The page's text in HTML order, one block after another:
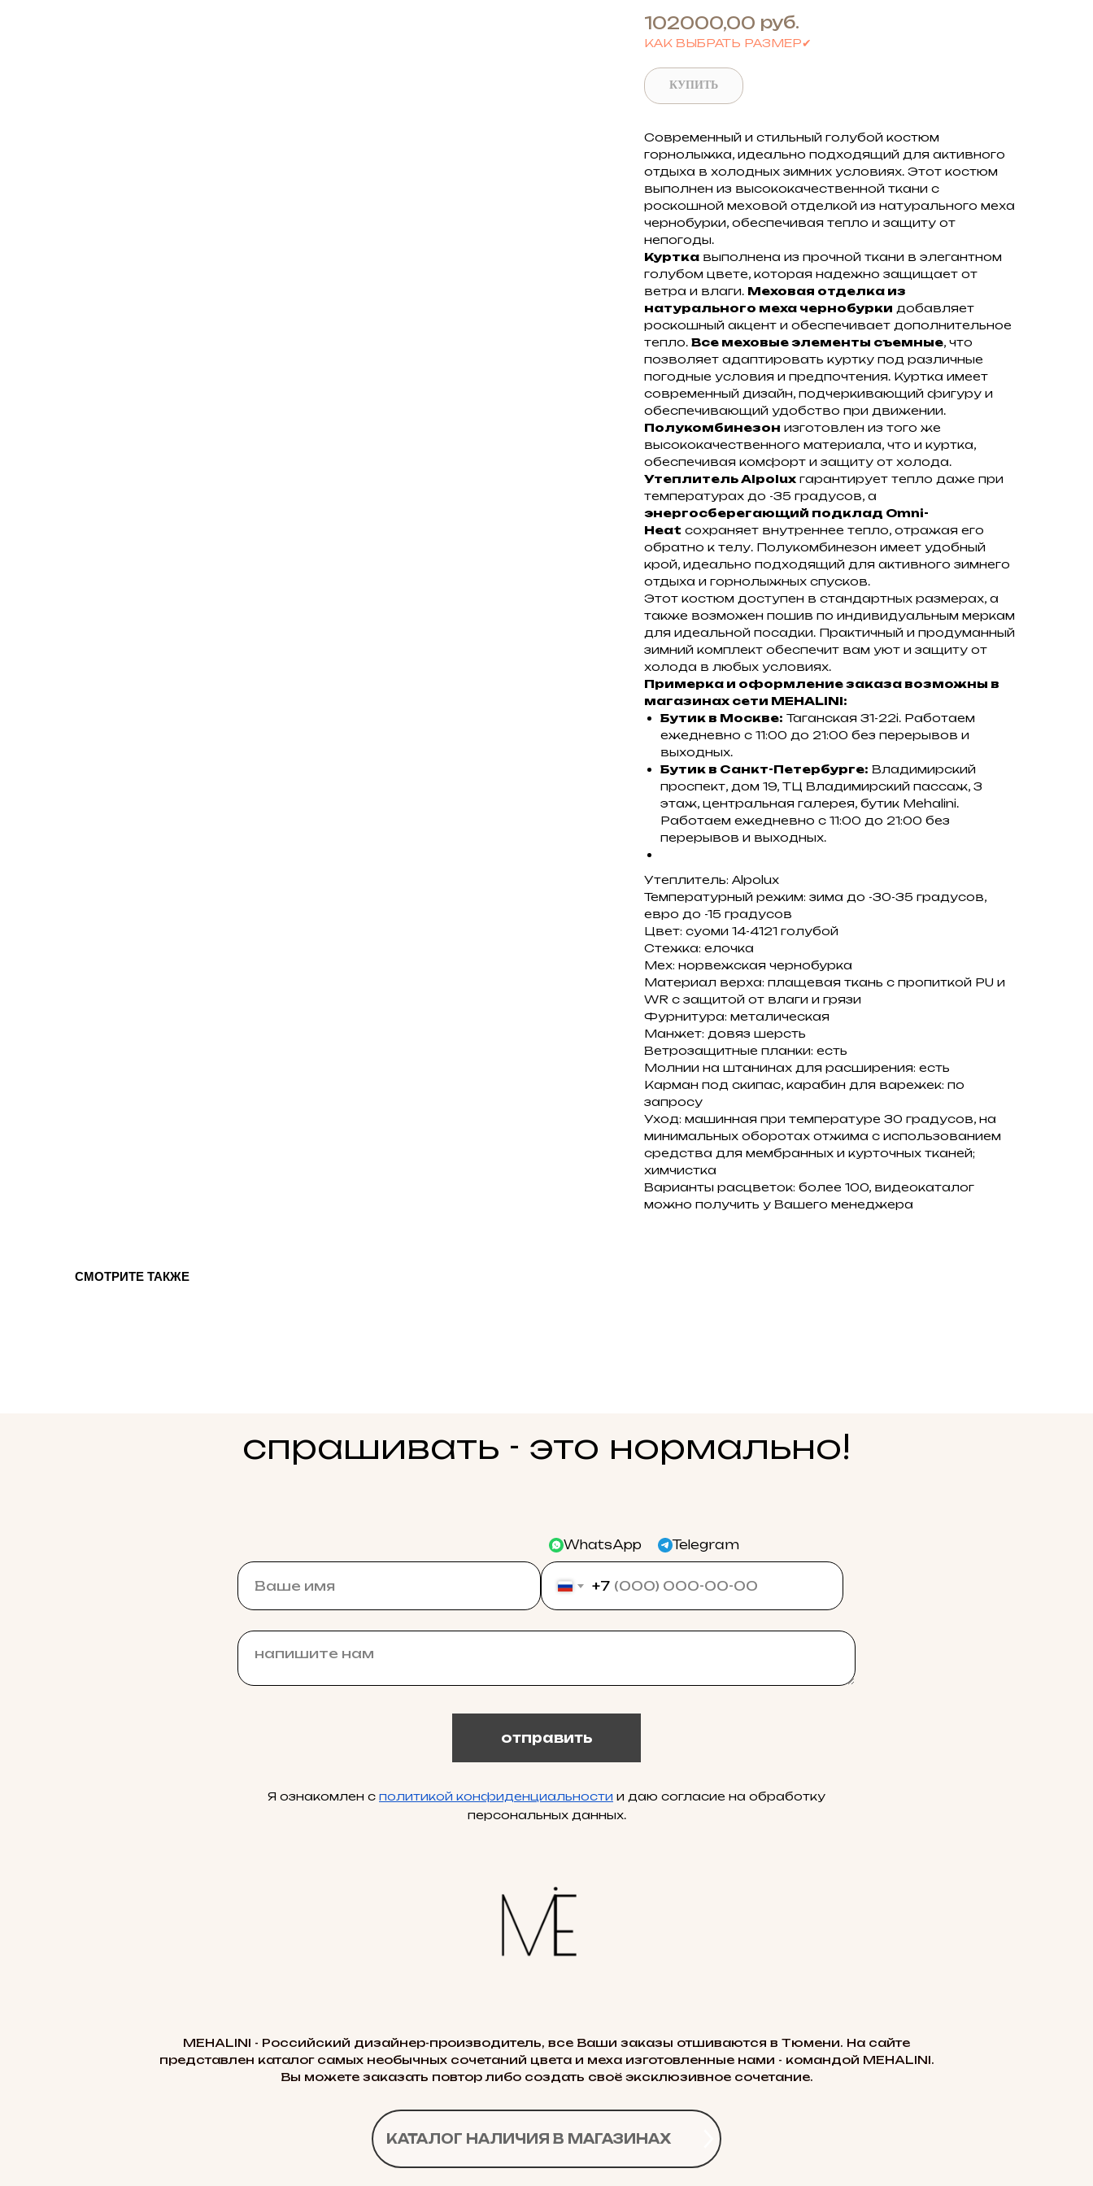
102000,00 руб.
КАК ВЫБРАТЬ РАЗМЕР✔
КУПИТЬ
Современный и стильный голубой костюм
горнолыжка, идеально подходящий для активного
отдыха в холодных зимних условиях. Этот костюм
выполнен из высококачественной ткани с
роскошной меховой отделкой из натурального меха
чернобурки, обеспечивая тепло и защиту от
непогоды.
Куртка выполнена из прочной ткани в элегантном
голубом цвете, которая надежно защищает от
ветра и влаги. Меховая отделка из
натурального меха чернобурки добавляет
роскошный акцент и обеспечивает дополнительное
тепло. Все меховые элементы съемные, что
позволяет адаптировать куртку под различные
погодные условия и предпочтения. Куртка имеет
современный дизайн, подчеркивающий фигуру и
обеспечивающий удобство при движении.
Полукомбинезон изготовлен из того же
высококачественного материала, что и куртка,
обеспечивая комфорт и защиту от холода.
Утеплитель Alpolux гарантирует тепло даже при
температурах до -35 градусов, а
энергосберегающий подклад Omni-
Heat сохраняет внутреннее тепло, отражая его
обратно к телу. Полукомбинезон имеет удобный
крой, идеально подходящий для активного зимнего
отдыха и горнолыжных спусков.
Этот костюм доступен в стандартных размерах, а
также возможен пошив по индивидуальным меркам
для идеальной посадки. Практичный и продуманный
зимний комплект обеспечит вам уют и защиту от
холода в любых условиях.
Примерка и оформление заказа возможны в
магазинах сети MEHALINI:
Бутик в Москве: Таганская 31-22i. Работаем
ежедневно с 11:00 до 21:00 без перерывов и
выходных.
Бутик в Санкт-Петербурге: Владимирский
проспект, дом 19, ТЦ Владимирский пассаж, 3
этаж, центральная галерея, бутик Mehalini.
Работаем ежедневно с 11:00 до 21:00 без
перерывов и выходных.
Утеплитель: Alpolux
Температурный режим: зима до -30-35 градусов,
евро до -15 градусов
Цвет: суоми 14-4121 голубой
Стежка: елочка
Мех: норвежская чернобурка
Материал верха: плащевая ткань с пропиткой PU и
WR с защитой от влаги и грязи
Фурнитура: металическая
Манжет: довяз шерсть
Ветрозащитные планки: есть
Молнии на штанинах для расширения: есть
Карман под скипас, карабин для варежек: по
запросу
Уход: машинная при температуре 30 градусов, на
минимальных оборотах отжима с использованием
средства для мембранных и курточных тканей;
химчистка
Варианты расцветок: более 100, видеокаталог
можно получить у Вашего менеджера
СМОТРИТЕ ТАКЖЕ
спрашивать - это нормально!
WhatsApp Telegram
+7
отправить
Я ознакомлен с политикой конфиденциальности и даю согласие на обработку
персональных данных.
MEHALINI - Российский дизайнер-производитель, все Ваши заказы отшиваются в Тюмени. На сайте
представлен каталог самых необычных сочетаний цвета и меха изготовленные нами - командой MEHALINI.
Вы можете заказать повтор либо создать своё эксклюзивное сочетание.
КАТАЛОГ НАЛИЧИЯ В МАГАЗИНАХ